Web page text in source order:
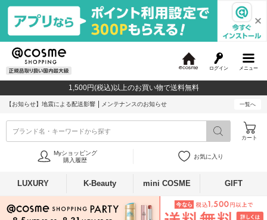
メニュー
ログイン
c
o
1,500円(税込)以上のお買い物で送料無料
【お知らせ】 地震による配送影響 メンテナンスのお知らせ 一覧へ
ブランド名・キーワードから探す
カート
Myショッピング
購入履歴
お気に入り
LUXURY K-Beauty mini COSME GIFT